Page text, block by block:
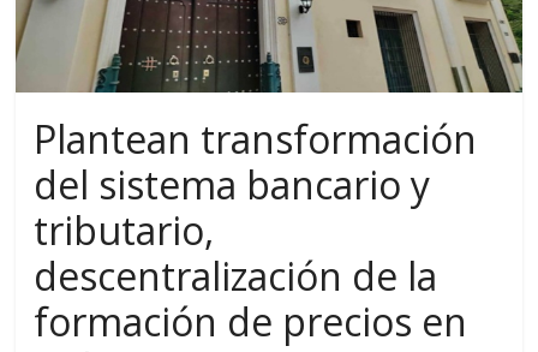
Plantean transformación
del sistema bancario y
tributario,
descentralización de la
formación de precios en